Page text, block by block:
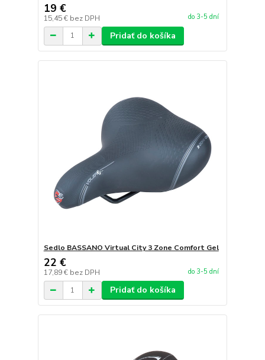
19 €
15,45 € bez DPH do 3-5 dní
Pridať do košíka
Sedlo BASSANO Virtual City 3 Zone Comfort Gel
22 €
17,89 € bez DPH do 3-5 dní
Pridať do košíka